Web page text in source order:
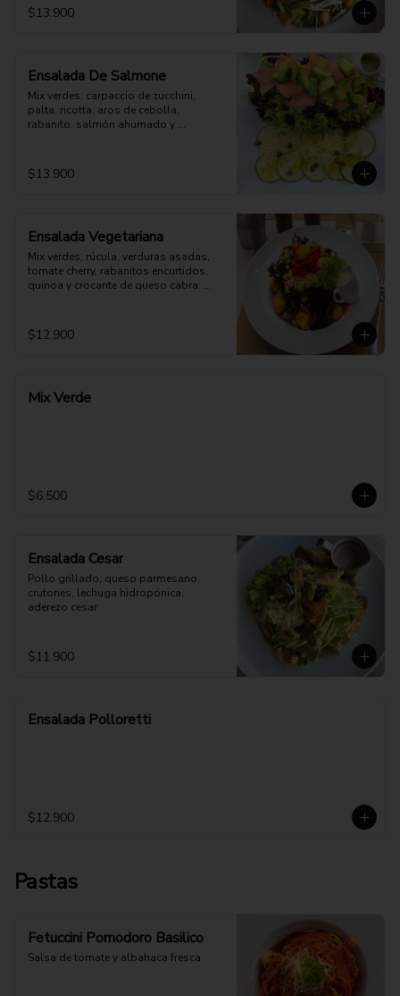
$13.900
Ensalada De Salmone
Mix verdes, carpaccio de zucchini,
palta, ricotta, aros de cebolla,
rabanito, salmón ahumado y
$13.900
Ensalada Vegetariana
Mix verdes, rúcula, verduras asadas,
tomate cherry, rabanitos encurtidos,
quinoa y crocante de queso cabra.
$12.900
Mix Verde
$6.500
Ensalada Cesar
Pollo grillado, queso parmesano,
crutones, lechuga hidropónica,
aderezo cesar
$11.900
Ensalada Polloretti
$12.900
Pastas
Fetuccini Pomodoro Basilico
Salsa de tomate y albahaca fresca